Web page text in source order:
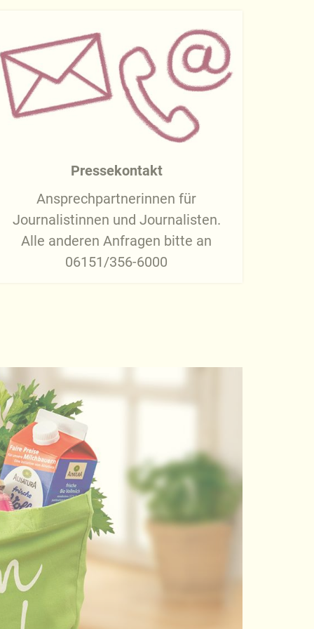
Pressekontakt
Ansprechpartnerinnen für
Journalistinnen und Journalisten.
Alle anderen Anfragen bitte an
06151/356-6000